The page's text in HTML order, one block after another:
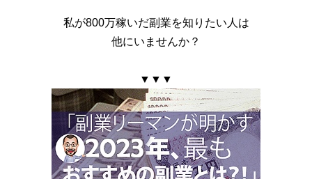
私が800万稼いだ副業を知りたい人は
他にいませんか？
▼▼▼